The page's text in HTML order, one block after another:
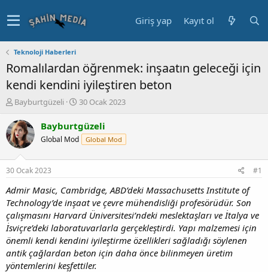
Giriş yap Kayıt ol
Teknoloji Haberleri
Romalılardan öğrenmek: inşaatın geleceği için
kendi kendini iyileştiren beton
K
n
u
y
b
a
ş
a
t
a
n
Bayburtgüzeli
B
ş
l
a
ç
a
r
i
h
i
30 Ocak 2023
Bayburtgüzeli
Global Mod Global Mod
30 Ocak 2023 #1
Admir Masic, Cambridge, ABD’deki Massachusetts Institute of
Technology’de inşaat ve çevre mühendisliği profesörüdür. Son
çalışmasını Harvard Üniversitesi’ndeki meslektaşları ve İtalya ve
İsviçre’deki laboratuvarlarla gerçekleştirdi. Yapı malzemesi için
önemli kendi kendini iyileştirme özellikleri sağladığı söylenen
antik çağlardan beton için daha önce bilinmeyen üretim
yöntemlerini keşfettiler.